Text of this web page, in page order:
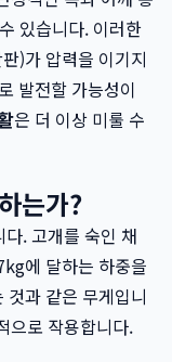
있습니다. 이러한
)가 압력을 이기지
발전할 가능성이
은 더 이상 미룰 수
는가?
. 고개를 숙인 채
에 달하는 하중을
과 같은 무게입니
으로 작용합니다.